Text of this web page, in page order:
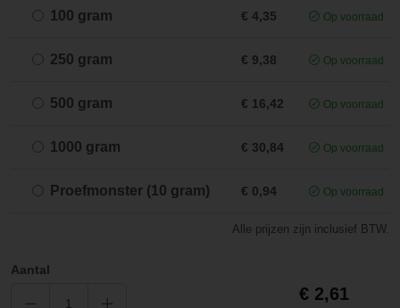
100 gram € 4,35 Op voorraad
250 gram € 9,38 Op voorraad
500 gram € 16,42 Op voorraad
1000 gram € 30,84 Op voorraad
Proefmonster (10 gram) € 0,94 Op voorraad
Alle prijzen zijn inclusief BTW.
Aantal
€ 2,61